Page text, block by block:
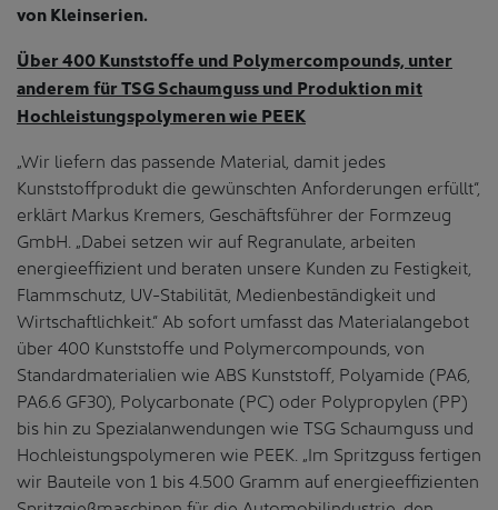
von Kleinserien.
Über 400 Kunststoffe und Polymercompounds, unter
anderem für TSG Schaumguss und Produktion mit
Hochleistungspolymeren wie PEEK
„Wir liefern das passende Material, damit jedes
Kunststoffprodukt die gewünschten Anforderungen erfüllt“,
erklärt Markus Kremers, Geschäftsführer der Formzeug
GmbH. „Dabei setzen wir auf Regranulate, arbeiten
energieeffizient und beraten unsere Kunden zu Festigkeit,
Flammschutz, UV-Stabilität, Medienbeständigkeit und
Wirtschaftlichkeit.“ Ab sofort umfasst das Materialangebot
über 400 Kunststoffe und Polymercompounds, von
Standardmaterialien wie ABS Kunststoff, Polyamide (PA6,
PA6.6 GF30), Polycarbonate (PC) oder Polypropylen (PP)
bis hin zu Spezialanwendungen wie TSG Schaumguss und
Hochleistungspolymeren wie PEEK. „Im Spritzguss fertigen
wir Bauteile von 1 bis 4.500 Gramm auf energieeffizienten